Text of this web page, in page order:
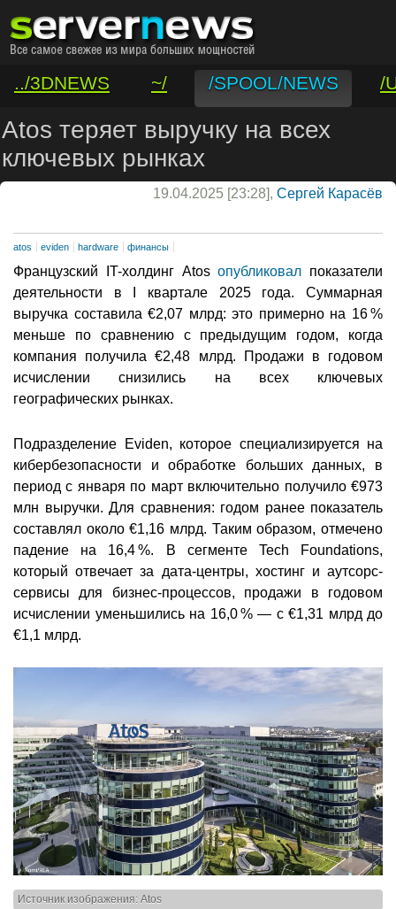
../3DNEWS ~/ /SPOOL/NEWS
/
/VAR/CONTACT
Atos теряет выручку на всех
ключевых рынках
19.04.2025 [23:28], Сергей Карасёв
atos eviden hardware финансы
Французский IT-холдинг Atosопубликовал показатели
деятельности в I квартале 2025 года. Суммарная
выручка составила €2,07 млрд: это примерно на 16 %
меньше по сравнению с предыдущим годом, когда
компания получила €2,48 млрд. Продажи в годовом
исчислении снизились на всех ключевых
географических рынках.
Подразделение Eviden, которое специализируется на
кибербезопасности и обработке больших данных, в
период с января по март включительно получило €973
млн выручки. Для сравнения: годом ранее показатель
составлял около €1,16 млрд. Таким образом, отмечено
падение на 16,4 %. В сегменте Tech Foundations,
который отвечает за дата-центры, хостинг и аутсорс-
сервисы для бизнес-процессов, продажи в годовом
исчислении уменьшились на 16,0 % — с €1,31 млрд до
€1,1 млрд.
Источник изображения: Atos